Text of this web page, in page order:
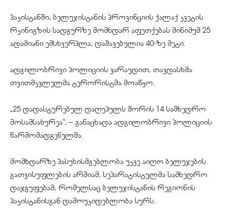
პაკისტანში, ბელუჯისტანის პროვინციის ქალაქ კვეტის
რკინიგზის სადგურზე მომხდარ აფეთქებას მინიმუმ 25
ადამიანი ემსხვერპლა, დაშავებულია 40-ზე მეტი.
ადგილობრივი პოლიციის ვარაუდით, თავდასხმა
თვითმკვლელმა ტერორისტმა მოაწყო.
„25 დადასტურებულ დაღუპულს შორის 14 სამხედრო
მოსამსახურეა“, – განაცხადა ადგილობრივი პოლიციის
წარმომადგენელმა.
მომხდარზე პასუხისმგებლობა უკვე აიღო ბელუჯების
გათვისუფლების არმიამ, სეპარატისტულმა სამხედრო
დაჯგუფებამ, რომელსაც ბელუჯისტანის რეგიონის
პაკისტანისგან დამოუკიდებლობა სურს.